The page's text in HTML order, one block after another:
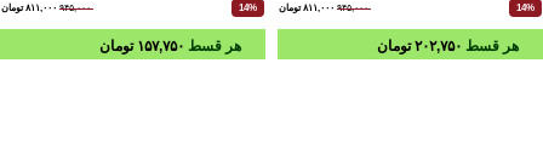
14% ۹۴۵,۰۰۰ ۸۱۱,۰۰۰ تومان 14% ۹۴۵,۰۰۰ ۸۱۱,۰۰۰ تومان
هر قسط ۲۰۲,۷۵۰ تومان هر قسط ۱۵۷,۷۵۰ تومان